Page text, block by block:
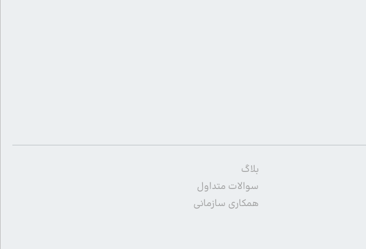
بلاگ
سوالات متداول
همکاری سازمانی